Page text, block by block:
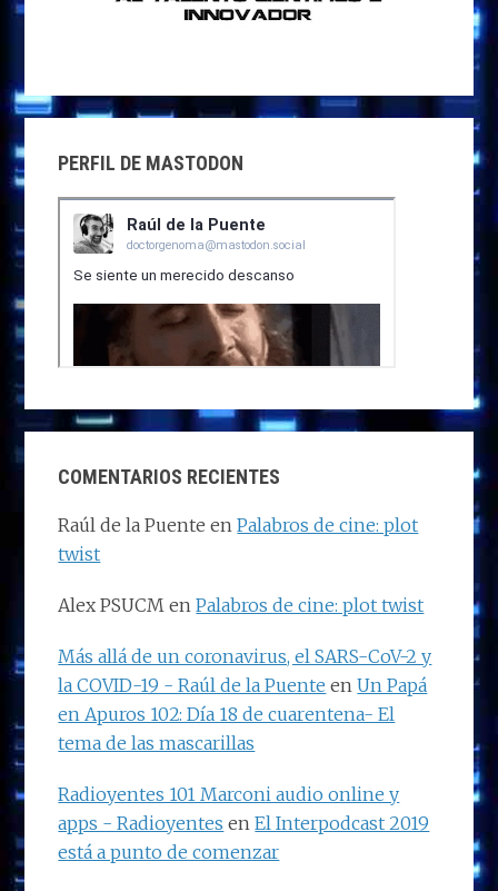
PERFIL DE MASTODON
COMENTARIOS RECIENTES
Raúl de la Puente enPalabros de cine: plot
twist
Alex PSUCM enPalabros de cine: plot twist
Más allá de un coronavirus, el SARS-CoV-2 y
la COVID-19 - Raúl de la Puente enUn Papá
en Apuros 102: Día 18 de cuarentena- El
tema de las mascarillas
Radioyentes 101 Marconi audio online y
apps - Radioyentes enEl Interpodcast 2019
está a punto de comenzar